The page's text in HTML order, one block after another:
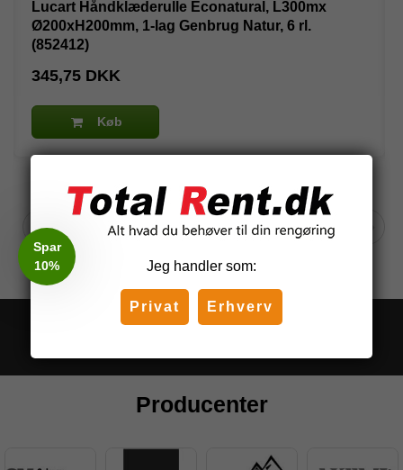
Lucart Håndklæderulle Econatural, L300mx
Ø200xH200mm, 1-lag Genbrug Natur, 6 rl.
(852412)
345,75 DKK
Køb
Producenter
Jeg handler som:
Privat Erhverv
Spar
10%